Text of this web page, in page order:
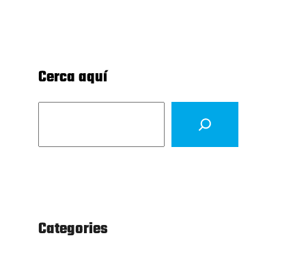
Cerca aquí
Categories